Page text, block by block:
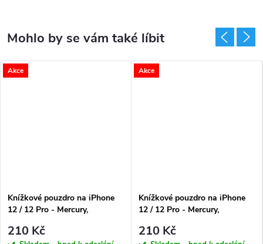
Akce
Knížkové pouzdro na iPhone
12 / 12 Pro - Mercury,
210 Kč
Akce
Knížkové pouzdro na iPhone
12 / 12 Pro - Mercury,
210 Kč